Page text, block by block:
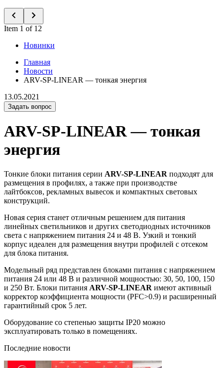
Item 1 of 12
Новинки
Главная
Новости
ARV-SP-LINEAR — тонкая энергия
13.05.2021
Задать вопрос
ARV-SP-LINEAR — тонкая
энергия
Тонкие блоки питания серии ARV-SP-LINEAR подходят для
размещения в профилях, а также при производстве
лайтбоксов, рекламных вывесок и компактных световых
конструкций.
Новая серия станет отличным решением для питания
линейных светильников и других светодиодных источников
света с напряжением питания 24 и 48 В. Узкий и тонкий
корпус идеален для размещения внутри профилей с отсеком
для блока питания.
Модельный ряд представлен блоками питания с напряжением
питания 24 или 48 В и различной мощностью: 30, 50, 100, 150
и 250 Вт. Блоки питания ARV-SP-LINEAR имеют активный
корректор коэффициента мощности (PFC>0.9) и расширенный
гарантийный срок 5 лет.
Оборудование со степенью защиты IP20 можно
эксплуатировать только в помещениях.
Последние новости